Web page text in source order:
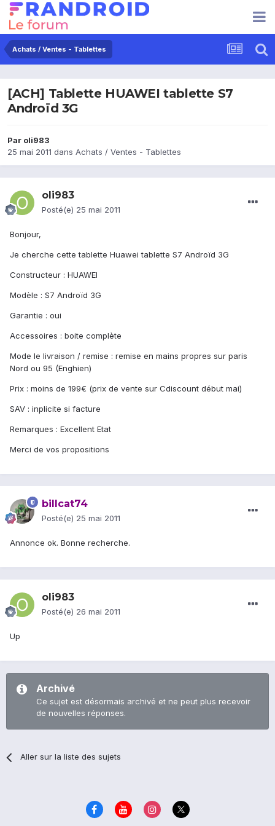
Achats / Ventes - Tablettes
[ACH] Tablette HUAWEI tablette S7
Androïd 3G
Par oli983
25 mai 2011 dans Achats / Ventes - Tablettes
oli983
Posté(e) 25 mai 2011
Bonjour,
Je cherche cette tablette Huawei tablette S7 Androïd 3G
Constructeur : HUAWEI
Modèle : S7 Androïd 3G
Garantie : oui
Accessoires : boite complète
Mode le livraison / remise : remise en mains propres sur paris
Nord ou 95 (Enghien)
Prix : moins de 199€ (prix de vente sur Cdiscount début mai)
SAV : inplicite si facture
Remarques : Excellent Etat
Merci de vos propositions
billcat74
Posté(e) 25 mai 2011
Annonce ok. Bonne recherche.
oli983
Posté(e) 26 mai 2011
Up
Archivé
Ce sujet est désormais archivé et ne peut plus recevoir
de nouvelles réponses.
Aller sur la liste des sujets